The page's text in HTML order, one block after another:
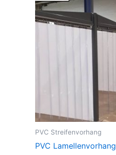
PVC Streifenvorhang
PVC Lamellenvorhang